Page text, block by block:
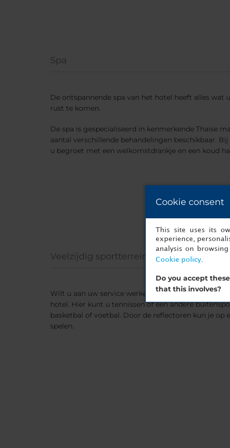
Spa
De ontspannende spa van het hotel heeft alles
rust te komen.
De spa is gespecialiseerd in kenmerkende Thaise
aantal verschillende behandelingen beschikbaar.
u begroet met een welkomstdrankje en een koud
Veelzijdig sportterrein
Wilt u aan uw service werken? Ga dan naar het
hotel. Hier kunt u tennissen of een andere
basketbal of voetbal. Door de reflectoren kun je op
spelen.
Cookie consent
This site uses its
experience,
analysis on
Cookie policy.
Do you accept
that this involves?